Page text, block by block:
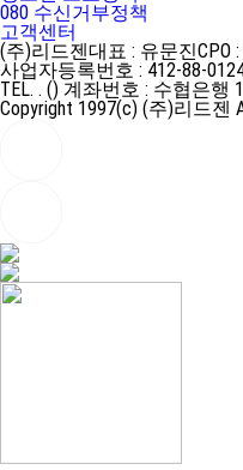
080 수신거부정책
고객센터
(주)리드젠대표 : 유문진CPO
사업자등록번호 : 412-88-
TEL. . () 계좌번호 : 수협은행
Copyright 1997(c) (주)리드젠